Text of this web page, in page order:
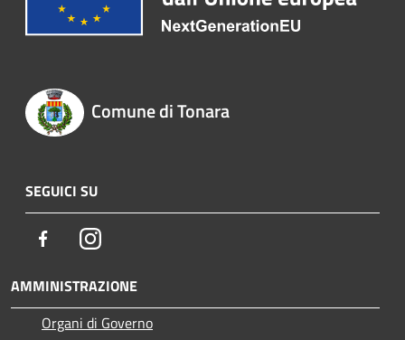
Comune di Tonara
SEGUICI SU
FacebookInstagram
AMMINISTRAZIONE
Organi di Governo